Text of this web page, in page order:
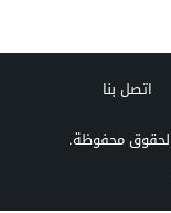
اتصل بنا